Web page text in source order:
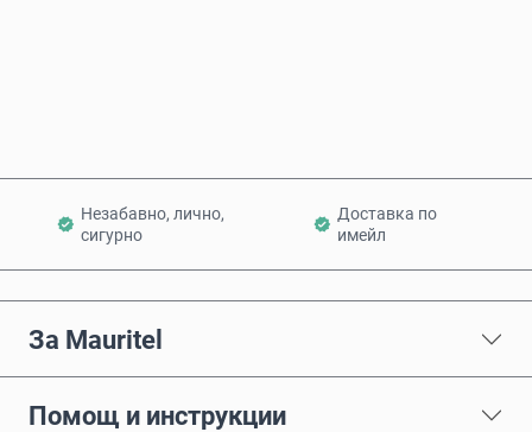
Незабавно, лично,
сигурно
Доставка по
имейл
За Mauritel
Помощ и инструкции